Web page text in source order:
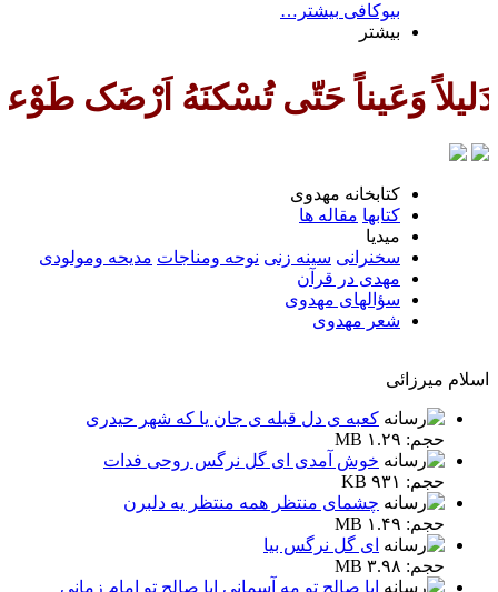
بیوکافی بیشتر…
بیشتر
وَعَیناً حَتّی تُسْکنَهُ اَرْضَک طَوْعاً
كتابخانه مهدوى
كتابها مقاله ها
ميديا
سخنرانى سينه زنى نوحه ومناجات مديحه ومولودى
مهدی در قرآن
سؤالهای مهدوی
شعر مهدوى
اسلام ميرزائى
كعبه ى دل قبله ى جان يا كه شهر حيدرى
حجم: ۱.۲۹ MB
خوش آمدى اى گل نرگس روحى فدات
حجم: ۹۳۱ KB
چشماى منتظر همه منتظر يه دلبرن
حجم: ۱.۴۹ MB
اى گل نرگس بيا
حجم: ۳.۹۸ MB
ابا صالح تو مه آسمانى ابا صالح تو امام زمانى